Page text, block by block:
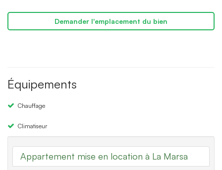
Demander l'emplacement du bien
Équipements
Chauffage
Climatiseur
Appartement mise en location à La Marsa